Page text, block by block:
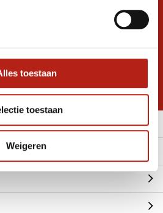
toestaan
toestaan
Weigeren
aanbiedingen en
Inschrijven voor